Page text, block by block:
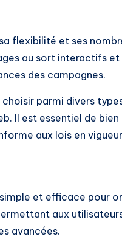
flexibilité et ses
au sort interactifs
des campagnes.
parmi divers
Il est essentiel de
aux lois en
et efficace pour
aux
avancées.